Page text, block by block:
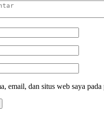
email, dan situs web saya